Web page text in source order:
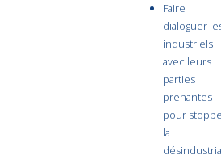
Faire
dialoguer
industriels
avec leurs
parties
prenantes
pour
la